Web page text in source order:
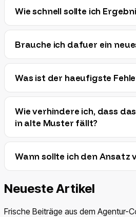
Wie schnell sollte ich
Brauche ich dafuer ein
Was ist der haeufigste
Wie verhindere ich, dass
in alte Muster fällt?
Wann sollte ich den Ansatz
Neueste Artikel
Frische Beiträge aus dem Agentur-